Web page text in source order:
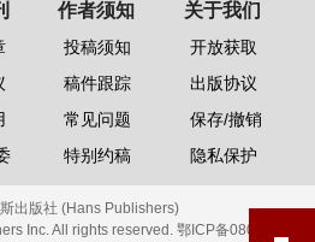
作者须知
投稿须知
稿件跟踪
常见问题
特别约稿
关于我们
开放获取
出版协议
保存/撤销
隐私保护
出版社 (Hans Publishers)
Inc. All rights reserved. 鄂ICP备08006613